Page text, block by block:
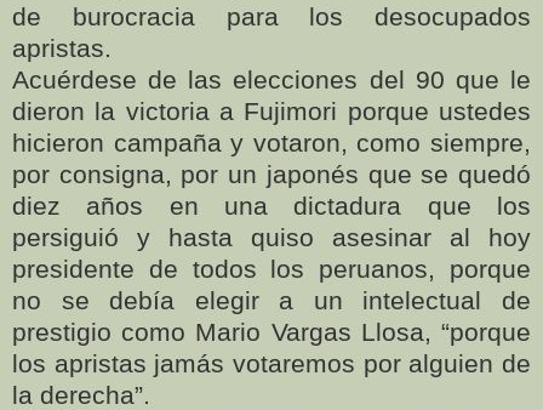
de burocracia para los desocupados
apristas.
Acuérdese de las elecciones del 90 que le
dieron la victoria a Fujimori porque ustedes
hicieron campaña y votaron, como siempre,
por consigna, por un japonés que se quedó
diez años en una dictadura que los
persiguió y hasta quiso asesinar al hoy
presidente de todos los peruanos, porque
no se debía elegir a un intelectual de
prestigio como Mario Vargas Llosa, “porque
los apristas jamás votaremos por alguien de
la derecha”.